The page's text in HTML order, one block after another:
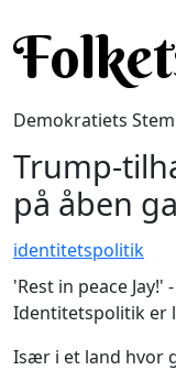
Demokratiets
Trump-
på åben
identitetspolitik
'Rest in peace
Identitetspolitik er
Især i et land hvor